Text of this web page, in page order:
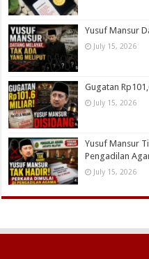
Yusuf Mansur
July 15, 2026
Gugatan
July 15, 2026
Yusuf Mansur
Pengadilan
July 15, 2026